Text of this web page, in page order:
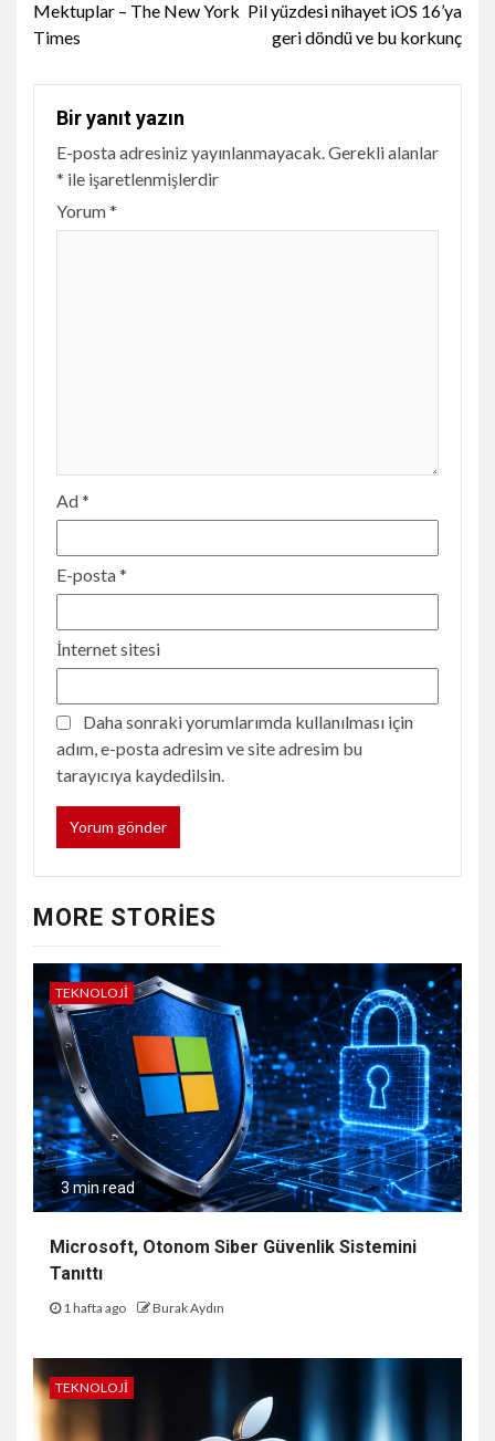
Reading
Mektuplar – The New York
Times
Pil yüzdesi nihayet iOS 16’ya
geri döndü ve bu korkunç
Bir yanıt yazın
E-posta adresiniz yayınlanmayacak. Gerekli alanlar
* ile işaretlenmişlerdir
Yorum*
Ad*
E-posta*
İnternet sitesi
Daha sonraki yorumlarımda kullanılması için
adım, e-posta adresim ve site adresim bu
tarayıcıya kaydedilsin.
MORE STORIES
TEKNOLOJI
3 min read
Microsoft, Otonom Siber Güvenlik Sistemini
Tanıttı
1 hafta ago Burak Aydın
TEKNOLOJI